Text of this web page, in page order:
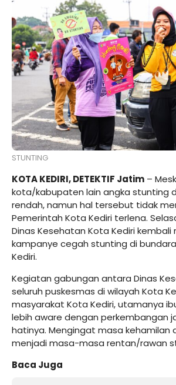
STUNTING
KOTA KEDIRI, DETEKTIF Jatim –
kota/kabupaten lain angka stunting
rendah, namun hal tersebut tidak
Pemerintah Kota Kediri terlena.
Dinas Kesehatan Kota Kediri
kampanye cegah stunting di
Kediri.
Kegiatan gabungan antara Dinas
seluruh puskesmas di wilayah Kota
masyarakat Kota Kediri, utamanya
lebih aware dengan perkembangan
hatinya. Mengingat masa kehamilan
menjadi masa-masa rentan/rawan
Baca Juga